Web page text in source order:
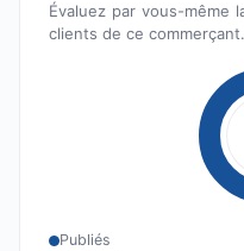
Évaluez par vous-même
clients de ce commerçant.
Publiés